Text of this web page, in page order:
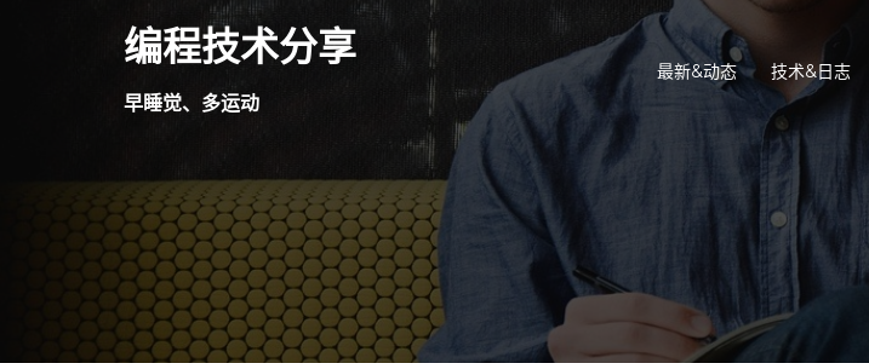
编程技术分享
早睡觉、多运动
最新&动态 技术&日志